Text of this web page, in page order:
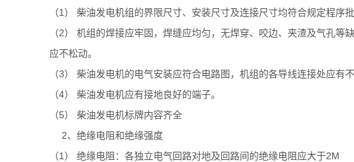
（1） 柴油发电机组的界限尺寸、安装尺寸及连接尺寸均符合规定程序
（2） 机组的焊接应牢固，焊缝应均匀，无焊穿、咬边、夹渣及气
应不松动。
（3） 柴油发电机的电气安装应符合电路图，机组的各导线连接处应有
（4） 柴油发电机应有接地良好的端子。
（5） 柴油发电机标牌内容齐全
2、绝缘电阻和绝缘强度
（1） 绝缘电阻：各独立电气回路对地及回路间的绝缘电阻应大于2M